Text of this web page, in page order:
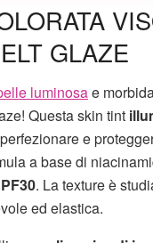
GLAZE
luminosae
Questa skin tint
e
a base di
. La texture è
ed elastica.